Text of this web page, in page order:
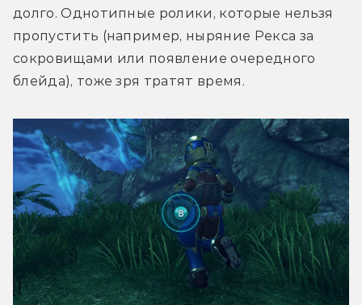
долго. Однотипные ролики, которые нельзя
пропустить (например, ныряние Рекса за
сокровищами или появление очередного
блейда), тоже зря тратят время.